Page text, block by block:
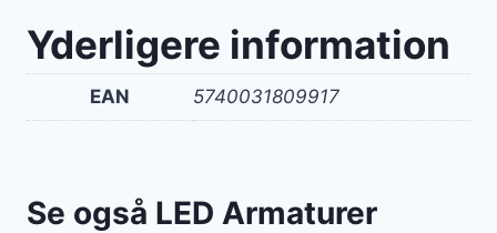
Yderligere information
EAN 5740031809917
Se også LED Armaturer